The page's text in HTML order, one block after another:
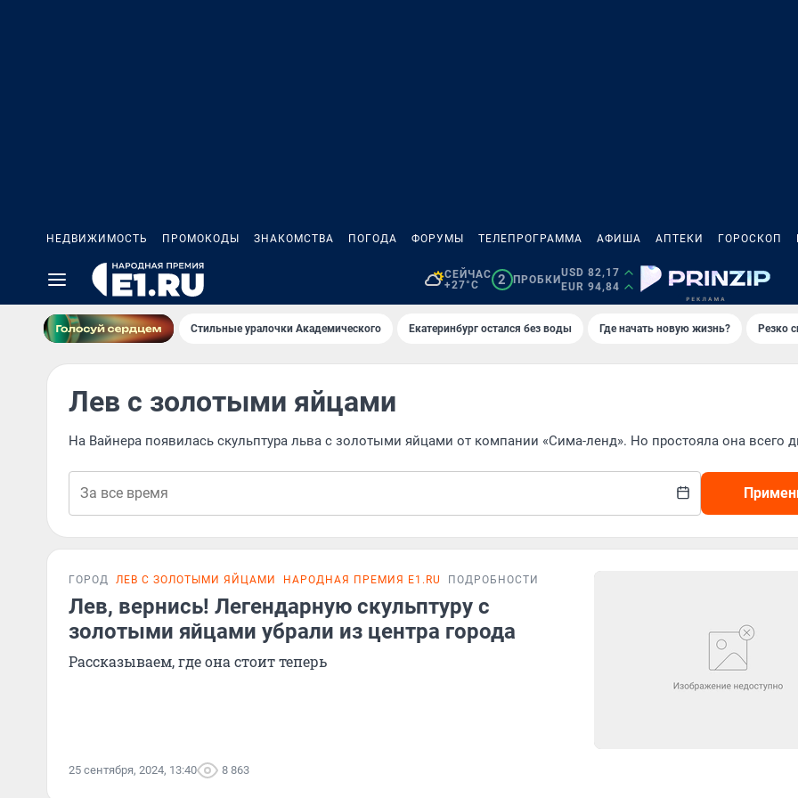
НЕДВИЖИМОСТЬ ПРОМОКОДЫ ЗНАКОМСТВА ПОГОДА ФОРУМЫ ТЕЛЕПРОГРАММА АФИША АПТЕКИ ГОРОСКОП
СЕЙЧАС
+27°C
2 ПРОБКИ
USD 82,17
EUR 94,84
Стильные уралочки Академического Екатеринбург остался без воды Где начать новую жизнь? Резко
Лев с золотыми яйцами
На Вайнера появилась скульптура льва с золотыми яйцами от компании «Сима-ленд». Но простояла она всего
ГОРОД ЛЕВ С ЗОЛОТЫМИ ЯЙЦАМИ НАРОДНАЯ ПРЕМИЯ E1.RU ПОДРОБНОСТИ
Лев, вернись! Легендарную скульптуру с
золотыми яйцами убрали из центра города
Рассказываем, где она стоит теперь
25 сентября, 2024, 13:40 8 863